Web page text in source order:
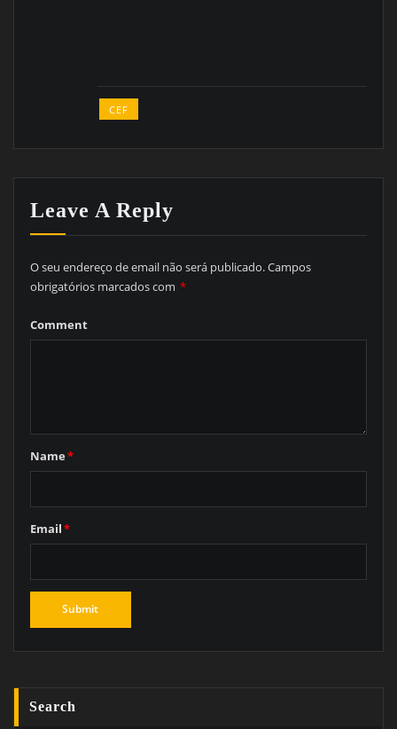
CEF
Leave A Reply
O seu endereço de email não será publicado.Campos
obrigatórios marcados com *
Comment
Name*
Email*
Search